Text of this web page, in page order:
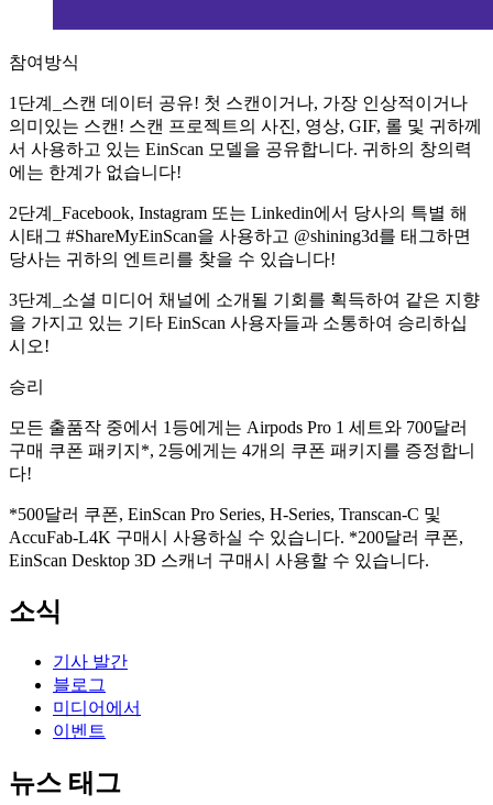
참여방식
1단계_스캔 데이터 공유! 첫 스캔이거나, 가장 인상적이거나
의미있는 스캔! 스캔 프로젝트의 사진, 영상, GIF, 롤 및 귀하께
서 사용하고 있는 EinScan 모델을 공유합니다. 귀하의 창의력
에는 한계가 없습니다!
2단계_Facebook, Instagram 또는 Linkedin에서 당사의 특별 해
시태그 #ShareMyEinScan을 사용하고 @shining3d를 태그하면
당사는 귀하의 엔트리를 찾을 수 있습니다!
3단계_소셜 미디어 채널에 소개될 기회를 획득하여 같은 지향
을 가지고 있는 기타 EinScan 사용자들과 소통하여 승리하십
시오!
승리
모든 출품작 중에서 1등에게는 Airpods Pro 1 세트와 700달러
구매 쿠폰 패키지*, 2등에게는 4개의 쿠폰 패키지를 증정합니
다!
*500달러 쿠폰, EinScan Pro Series, H-Series, Transcan-C 및
AccuFab-L4K 구매시 사용하실 수 있습니다. *200달러 쿠폰,
EinScan Desktop 3D 스캐너 구매시 사용할 수 있습니다.
소식
기사 발간
블로그
미디어에서
이벤트
뉴스 태그